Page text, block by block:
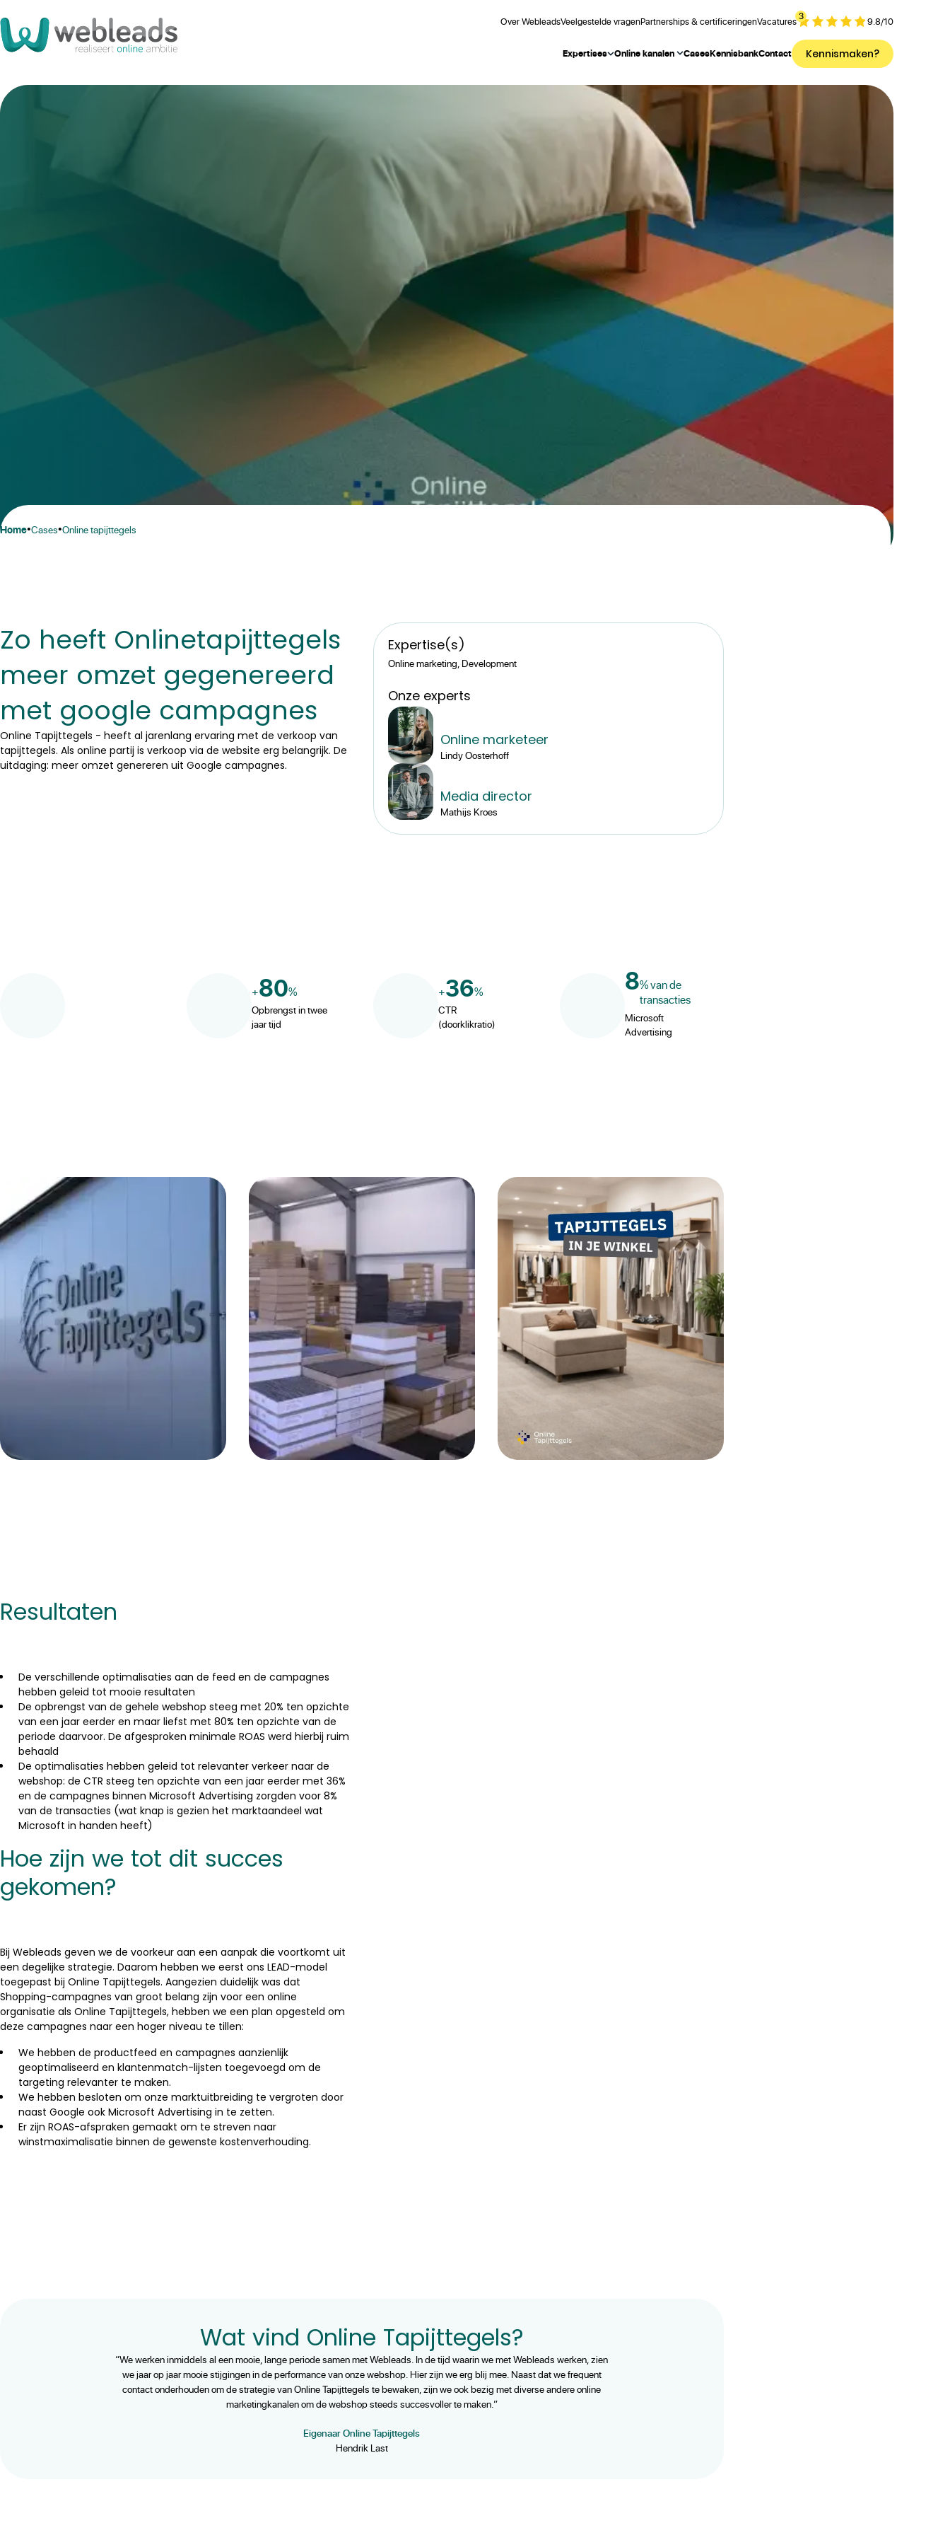
Over WebleadsVeelgestelde vragenPartnerships & certificeringenVacatures3 9.8/10
Expertises Online kanalen CasesKennisbankContact Kennismaken?
home• cases• online tapijttegels
Zo heeft Onlinetapijttegels
meer omzet gegenereerd
met google campagnes
Online Tapijttegels - heeft al jarenlang ervaring met de verkoop van
tapijttegels. Als online partij is verkoop via de website erg belangrijk. De
uitdaging: meer omzet genereren uit Google campagnes.
Expertise(s)
Online marketing, Development
Onze experts
Online marketeer
Lindy Oosterhoff
Media director
Mathijs Kroes
+80%
Opbrengst in twee
jaar tijd
+36%
CTR
(doorklikratio)
8% van de
transacties
Microsoft
Advertising
Resultaten
De verschillende optimalisaties aan de feed en de campagnes
hebben geleid tot mooie resultaten
De opbrengst van de gehele webshop steeg met 20% ten opzichte
van een jaar eerder en maar liefst met 80% ten opzichte van de
periode daarvoor. De afgesproken minimale ROAS werd hierbij ruim
behaald
De optimalisaties hebben geleid tot relevanter verkeer naar de
webshop: de CTR steeg ten opzichte van een jaar eerder met 36%
en de campagnes binnen Microsoft Advertising zorgden voor 8%
van de transacties (wat knap is gezien het marktaandeel wat
Microsoft in handen heeft)
Hoe zijn we tot dit succes
gekomen?
Bij Webleads geven we de voorkeur aan een aanpak die voortkomt uit
een degelijke strategie. Daarom hebben we eerst ons LEAD-model
toegepast bij Online Tapijttegels. Aangezien duidelijk was dat
Shopping-campagnes van groot belang zijn voor een online
organisatie als Online Tapijttegels, hebben we een plan opgesteld om
deze campagnes naar een hoger niveau te tillen:
We hebben de productfeed en campagnes aanzienlijk
geoptimaliseerd en klantenmatch-lijsten toegevoegd om de
targeting relevanter te maken.
We hebben besloten om onze marktuitbreiding te vergroten door
naast Google ook Microsoft Advertising in te zetten.
Er zijn ROAS-afspraken gemaakt om te streven naar
winstmaximalisatie binnen de gewenste kostenverhouding.
Wat vind Online Tapijttegels?
“We werken inmiddels al een mooie, lange periode samen met Webleads. In de tijd waarin we met Webleads werken, zien
we jaar op jaar mooie stijgingen in de performance van onze webshop. Hier zijn we erg blij mee. Naast dat we frequent
contact onderhouden om de strategie van Online Tapijttegels te bewaken, zijn we ook bezig met diverse andere online
marketingkanalen om de webshop steeds succesvoller te maken.”
Eigenaar Online Tapijttegels
Hendrik Last